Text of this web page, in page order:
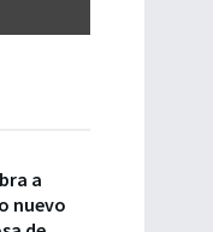
a
nuevo